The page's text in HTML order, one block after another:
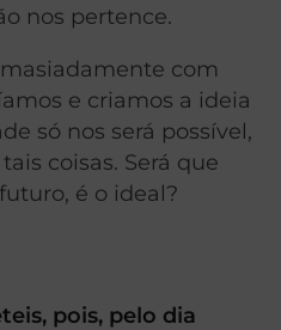
nos pertence.
com
e criamos a ideia
só nos será possível,
coisas. Será que
é o ideal?
pois, pelo dia